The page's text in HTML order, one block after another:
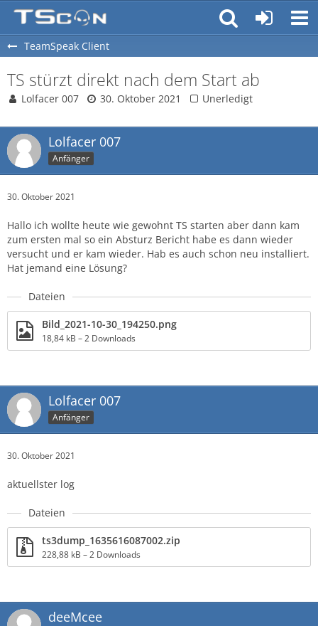
TeamSpeak Client
TS stürzt direkt nach dem Start ab
Lolfacer 007 30. Oktober 2021 Unerledigt
Lolfacer 007
Anfänger
30. Oktober 2021
Hallo ich wollte heute wie gewohnt TS starten aber dann kam
zum ersten mal so ein Absturz Bericht habe es dann wieder
versucht und er kam wieder. Hab es auch schon neu installiert.
Hat jemand eine Lösung?
Dateien
Bild_2021-10-30_194250.png
18,84 kB – 2 Downloads
Lolfacer 007
Anfänger
30. Oktober 2021
aktuellster log
Dateien
ts3dump_1635616087002.zip
228,88 kB – 2 Downloads
deeMcee